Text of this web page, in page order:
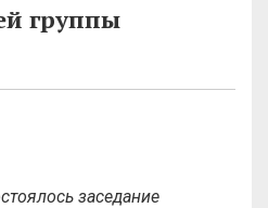
группы
заседание